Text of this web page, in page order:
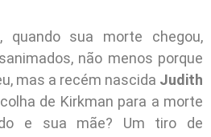
quando sua morte chegou,
não menos porque
mas a recém nascida Judith
de Kirkman para a morte
e sua mãe? Um tiro de